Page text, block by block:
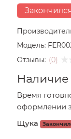
Модель:
Отзывы: (0)
Закончился
Наличие
Время
оформлении
Щука